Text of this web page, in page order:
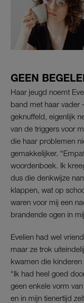
GEEN
Haar jeugd noemt
band met haar vader
geknuffeld, eigenlijk
van de triggers voor
die haar problemen
gemakkelijker.
woordenboek. Ik
dus die denkwijze
klappen, wat op
waren voor mij een
brandende ogen in
Evelien had wel
maar ze trok
kwamen die kinderen
“Ik had heel goed
geen enkele vorm
en in mijn tienertijd